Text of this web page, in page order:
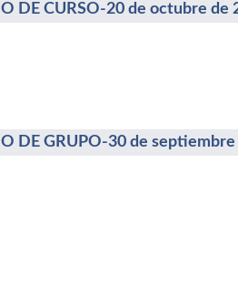
DE CURSO-20 de octubre de
DE GRUPO-30 de